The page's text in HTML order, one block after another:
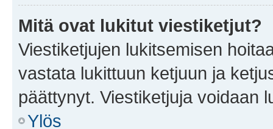
Mitä ovat lukitut viestiketjut?
Viestiketjujen lukitsemisen
vastata lukittuun ketjuun ja
päättynyt. Viestiketjuja voidaan
Ylös